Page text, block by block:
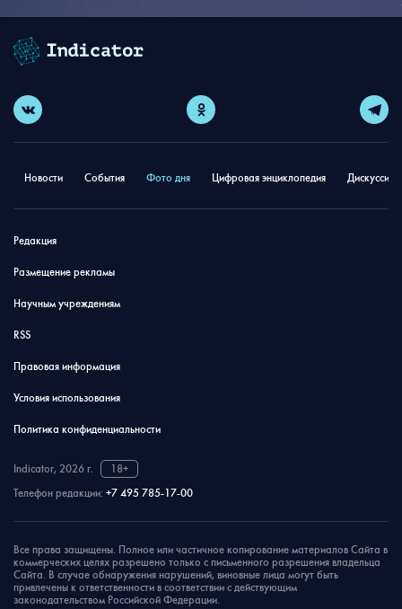
Новости События Фото дня Цифровая энциклопедия
Редакция
Размещение рекламы
Научным учреждениям
RSS
Правовая информация
Условия использования
Политика конфиденциальности
Indicator, 2026 г.
18+
Телефон редакции: +7 495 785-17-00
Все права защищены. Полное или частичное копирование материалов Сайта в
коммерческих целях разрешено только с письменного разрешения владельца
Сайта. В случае обнаружения нарушений, виновные лица могут быть
привлечены к ответственности в соответствии с действующим
законодательством Российской Федерации.